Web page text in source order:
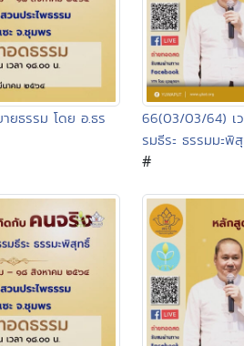
ยธรรม โดย อ.ธร
66(03/03/64) เ
รมธีระ ธรรมมะพิ
#